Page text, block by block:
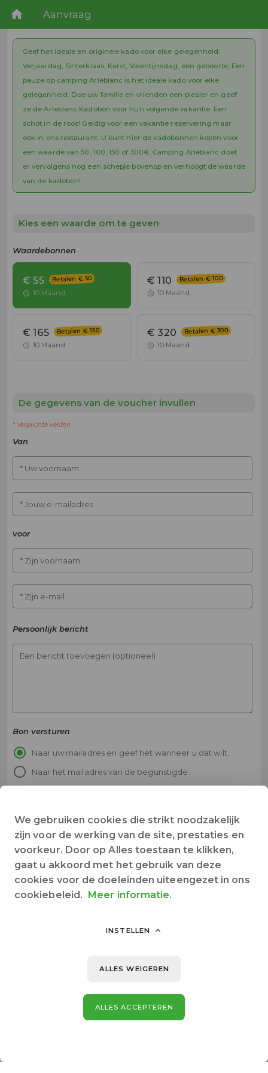
Aanvraag
Geef het ideale en originele kado voor elke gelegenheid.
Verjaardag, Sinterklaas, Kerst, Valentijnsdag, een geboorte; Een
pauze op camping Arleblanc is het ideale kado voor elke
gelegenheid. Doe uw familie en vrienden een plezier en geef
ze de Arleblanc Kadobon voor hun volgende vakantie. Een
schot in de roos! Geldig voor een vakantie reservering maar
ook in ons restaurant. U kunt hier de kadobonnen kopen voor
een waarde van 50, 100, 150 of 300€. Camping Arleblanc doet
er vervolgens nog een schepje bovenop en verhoogt de waarde
van de kadobon!
Kies een waarde om te geven
Waardebonnen
€ 55 Betalen € 50
10 Maand
€ 110 Betalen € 100
10 Maand
€ 165 Betalen € 150
10 Maand
€ 320 Betalen € 300
10 Maand
De gegevens van de voucher invullen
* Verplichte velden
Van
* Uw voornaam
* Jouw e-mailadres
voor
* Zijn voornaam
* Zijn e-mail
Persoonlijk bericht
Een bericht toevoegen (optioneel)
Bon versturen
Naar uw mailadres en geef het wanneer u dat wilt.
Naar het mailadres van de begunstigde.
Bestelling afronden
* Verplichte velden
* Ik lees en accepteer de
Algemene
consumentenwetgeving is het verlenen van accommodatie
We gebruiken cookies die strikt noodzakelijk
zijn voor de werking van de site, prestaties en
voorkeur. Door op Alles toestaan te klikken,
gaat u akkoord met het gebruik van deze
cookies voor de doeleinden uiteengezet in ons
cookiebeleid. Meer informatie.
INSTELLEN
ALLES WEIGEREN
ALLES ACCEPTEREN